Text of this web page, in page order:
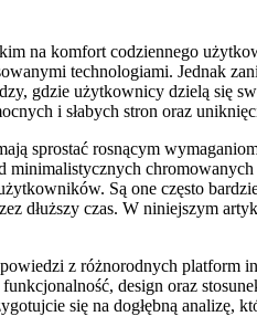
na komfort codziennego
technologiami. Jednak
gdzie użytkownicy dzielą się
i słabych stron oraz
sprostać rosnącym
minimalistycznych
Są one często
dłuższy czas. W niniejszym
z różnorodnych platform
design oraz
się na dogłębną analizę,